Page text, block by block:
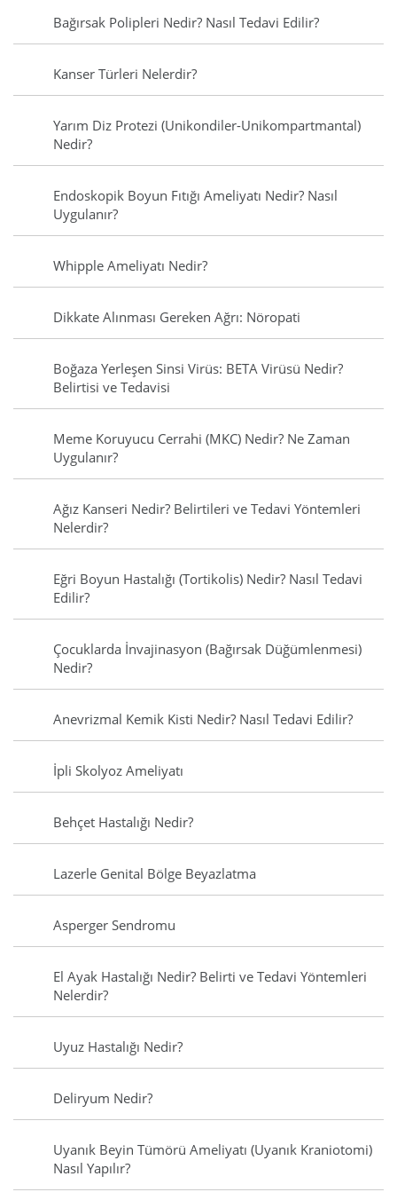
Bağırsak Polipleri Nedir? Nasıl Tedavi Edilir?
Kanser Türleri Nelerdir?
Yarım Diz Protezi (Unikondiler-Unikompartmantal)
Nedir?
Endoskopik Boyun Fıtığı Ameliyatı Nedir? Nasıl
Uygulanır?
Whipple Ameliyatı Nedir?
Dikkate Alınması Gereken Ağrı: Nöropati
Boğaza Yerleşen Sinsi Virüs: BETA Virüsü Nedir?
Belirtisi ve Tedavisi
Meme Koruyucu Cerrahi (MKC) Nedir? Ne Zaman
Uygulanır?
Ağız Kanseri Nedir? Belirtileri ve Tedavi Yöntemleri
Nelerdir?
Eğri Boyun Hastalığı (Tortikolis) Nedir? Nasıl Tedavi
Edilir?
Çocuklarda İnvajinasyon (Bağırsak Düğümlenmesi)
Nedir?
Anevrizmal Kemik Kisti Nedir? Nasıl Tedavi Edilir?
İpli Skolyoz Ameliyatı
Behçet Hastalığı Nedir?
Lazerle Genital Bölge Beyazlatma
Asperger Sendromu
El Ayak Hastalığı Nedir? Belirti ve Tedavi Yöntemleri
Nelerdir?
Uyuz Hastalığı Nedir?
Deliryum Nedir?
Uyanık Beyin Tümörü Ameliyatı (Uyanık Kraniotomi)
Nasıl Yapılır?